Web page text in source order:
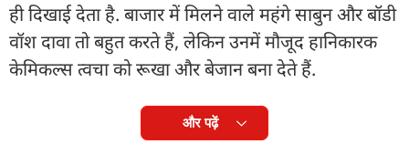
ही दिखाई देता है. बाजार में मिलने वाले महंगे साबुन और बॉडी
वॉश दावा तो बहुत करते हैं, लेकिन उनमें मौजूद हानिकारक
केमिकल्स त्वचा को रूखा और बेजान बना देते हैं.
और पढ़ें